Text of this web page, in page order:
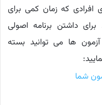
افرادی که زمان کمی برای
برای داشتن برنامه اصولی
ها می توانید بسته
شما